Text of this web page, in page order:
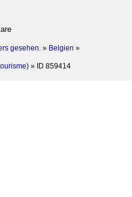
gesehen. » Belgien »
» ID 859414